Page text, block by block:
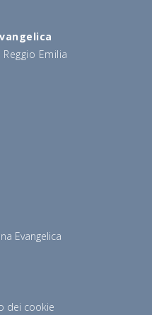
Emilia
Evangelica
dei cookie